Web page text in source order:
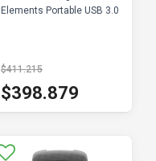
Elements Portable USB 3.0
$411.215
$398.879